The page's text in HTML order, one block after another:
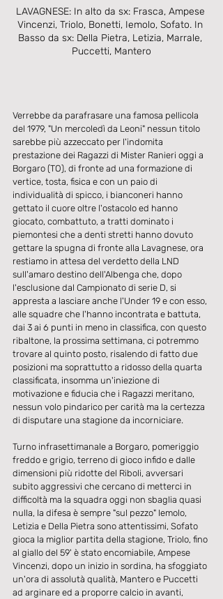
LAVAGNESE: In alto da sx: Frasca, Ampese
Vincenzi, Triolo, Bonetti, Iemolo, Sofato. In
Basso da sx: Della Pietra, Letizia, Marrale,
Puccetti, Mantero
Verrebbe da parafrasare una famosa pellicola
del 1979, "Un mercoledì da Leoni" nessun titolo
sarebbe più azzeccato per l'indomita
prestazione dei Ragazzi di Mister Ranieri oggi a
Borgaro (TO), di fronte ad una formazione di
vertice, tosta, fisica e con un paio di
individualità di spicco, i bianconeri hanno
gettato il cuore oltre l'ostacolo ed hanno
giocato, combattuto, a tratti dominato i
piemontesi che a denti stretti hanno dovuto
gettare la spugna di fronte alla Lavagnese, ora
restiamo in attesa del verdetto della LND
sull'amaro destino dell'Albenga che, dopo
l'esclusione dal Campionato di serie D, si
appresta a lasciare anche l'Under 19 e con esso,
alle squadre che l'hanno incontrata e battuta,
dai 3 ai 6 punti in meno in classifica, con questo
ribaltone, la prossima settimana, ci potremmo
trovare al quinto posto, risalendo di fatto due
posizioni ma soprattutto a ridosso della quarta
classificata, insomma un'iniezione di
motivazione e fiducia che i Ragazzi meritano,
nessun volo pindarico per carità ma la certezza
di disputare una stagione da incorniciare.
Turno infrasettimanale a Borgaro, pomeriggio
freddo e grigio, terreno di gioco infido e dalle
dimensioni più ridotte del Riboli, avversari
subito aggressivi che cercano di metterci in
difficoltà ma la squadra oggi non sbaglia quasi
nulla, la difesa è sempre "sul pezzo" Iemolo,
Letizia e Della Pietra sono attentissimi, Sofato
gioca la miglior partita della stagione, Triolo, fino
al giallo del 59' è stato encomiabile, Ampese
Vincenzi, dopo un inizio in sordina, ha sfoggiato
un'ora di assolutà qualità, Mantero e Puccetti
ad arginare ed a proporre calcio in avanti,